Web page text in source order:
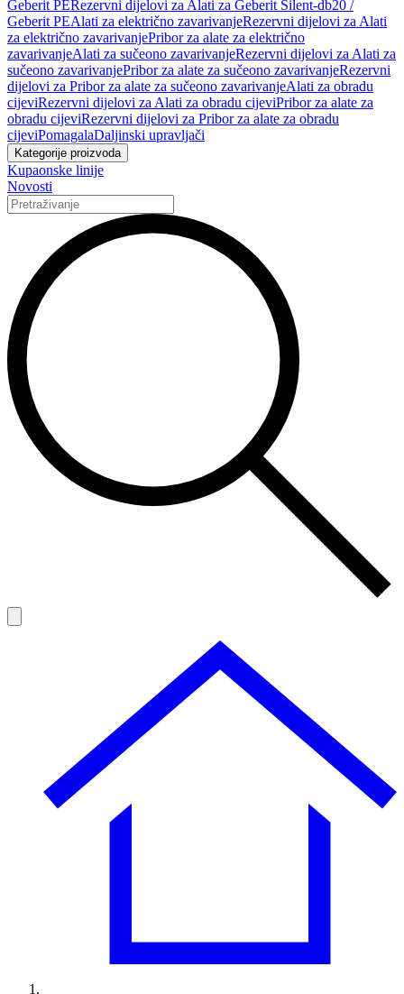
Geberit PERezervni dijelovi za Alati za Geberit Silent-db20 /
Geberit PEAlati za električno zavarivanjeRezervni dijelovi za Alati
za električno zavarivanjePribor za alate za električno
zavarivanjeAlati za sučeono zavarivanjeRezervni dijelovi za Alati za
sučeono zavarivanjePribor za alate za sučeono zavarivanjeRezervni
dijelovi za Pribor za alate za sučeono zavarivanjeAlati za obradu
cijeviRezervni dijelovi za Alati za obradu cijeviPribor za alate za
obradu cijeviRezervni dijelovi za Pribor za alate za obradu
cijeviPomagalaDaljinski upravljači
Kategorije proizvoda
Kupaonske linije
Novosti